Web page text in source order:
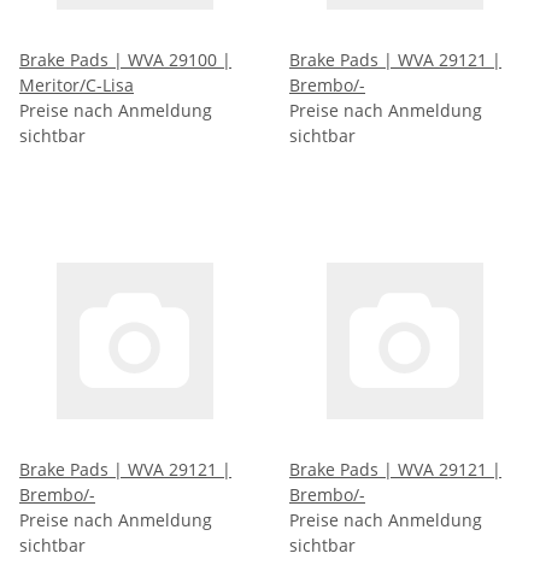
Brake Pads | WVA 29100 |
Meritor/C-Lisa
Preise nach Anmeldung
sichtbar
Brake Pads | WVA 29121 |
Brembo/-
Preise nach Anmeldung
sichtbar
Brake Pads | WVA 29121 |
Brembo/-
Preise nach Anmeldung
sichtbar
Brake Pads | WVA 29121 |
Brembo/-
Preise nach Anmeldung
sichtbar